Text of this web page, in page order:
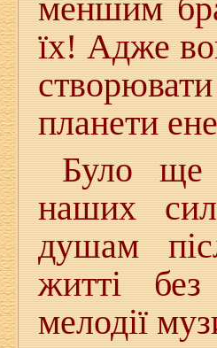
меншим
їх! Адже
планети
Було ще
наших
душам
житті
мелодії